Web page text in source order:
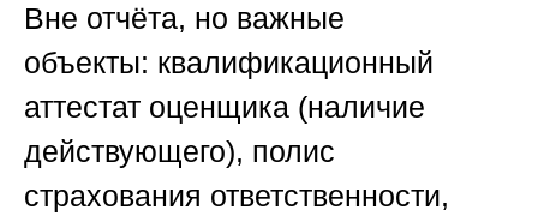
Вне отчёта, но важные
объекты: квалификационный
аттестат оценщика (наличие
действующего), полис
страхования ответственности,